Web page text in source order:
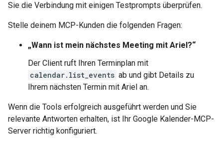
Sie die Verbindung mit einigen Testprompts überprüfen.
Stelle deinem MCP-Kunden die folgenden Fragen:
„Wann ist mein nächstes Meeting mit Ariel?“
Der Client ruft Ihren Terminplan mit
calendar.list_events ab und gibt Details zu
Ihrem nächsten Termin mit Ariel an.
Wenn die Tools erfolgreich ausgeführt werden und Sie
relevante Antworten erhalten, ist Ihr Google Kalender-MCP-
Server richtig konfiguriert.